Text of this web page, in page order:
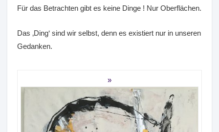
Für das Betrachten gibt es keine Dinge ! Nur Oberflächen.
Das ‚Ding‘ sind wir selbst, denn es existiert nur in unseren
Gedanken.